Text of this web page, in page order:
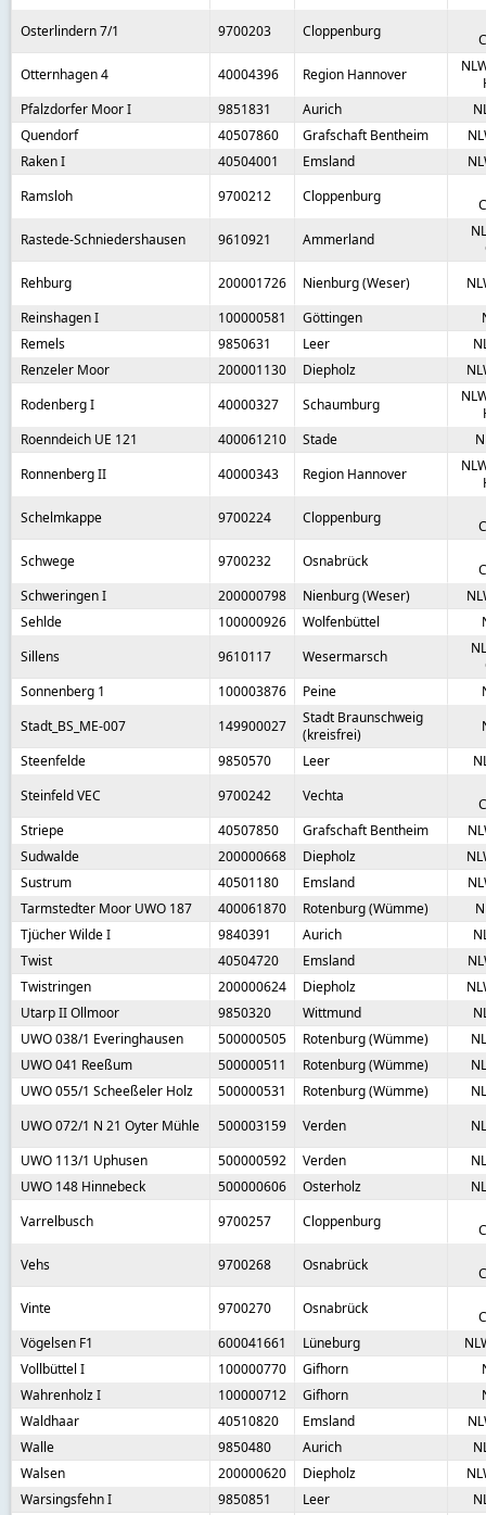
Osterlindern 7/1
9700203 Cloppenburg
Otternhagen 4
40004396 Region Hannover
Pfalzdorfer Moor I
9851831 Aurich
Quendorf
40507860 Grafschaft Bentheim
Raken I
40504001 Emsland
Ramsloh
9700212 Cloppenburg
Rastede-Schniedershausen
9610921 Ammerland
Rehburg
200001726 Nienburg (Weser)
Reinshagen I
100000581 Göttingen
Remels
9850631 Leer
Renzeler Moor
200001130 Diepholz
Rodenberg I
40000327 Schaumburg
Roenndeich UE 121
400061210 Stade
Ronnenberg II
40000343 Region Hannover
Schelmkappe
9700224 Cloppenburg
Schwege
9700232 Osnabrück
Schweringen I
200000798 Nienburg (Weser)
Sehlde
100000926 Wolfenbüttel
Sillens
9610117 Wesermarsch
Sonnenberg 1
100003876 Peine
Stadt_BS_ME-007
149900027
Stadt Braunschweig
(kreisfrei)
Steenfelde
9850570 Leer
Steinfeld VEC
9700242 Vechta
Striepe
40507850 Grafschaft Bentheim
Sudwalde
200000668 Diepholz
Sustrum
40501180 Emsland
Tarmstedter Moor UWO 187
400061870 Rotenburg (Wümme)
Tjücher Wilde I
9840391 Aurich
Twist
40504720 Emsland
Twistringen
200000624 Diepholz
Utarp II Ollmoor
9850320 Wittmund
UWO 038/1 Everinghausen
500000505 Rotenburg (Wümme)
UWO 041 Reeßum
500000511 Rotenburg (Wümme)
UWO 055/1 Scheeßeler Holz
500000531 Rotenburg (Wümme)
UWO 072/1 N 21 Oyter Mühle
500003159 Verden
UWO 113/1 Uphusen
500000592 Verden
UWO 148 Hinnebeck
500000606 Osterholz
Varrelbusch
9700257 Cloppenburg
Vehs
9700268 Osnabrück
Vinte
9700270 Osnabrück
Vögelsen F1
600041661 Lüneburg
Vollbüttel I
100000770 Gifhorn
Wahrenholz I
100000712 Gifhorn
Waldhaar
40510820 Emsland
Walle
9850480 Aurich
Walsen
200000620 Diepholz
Warsingsfehn I
9850851 Leer